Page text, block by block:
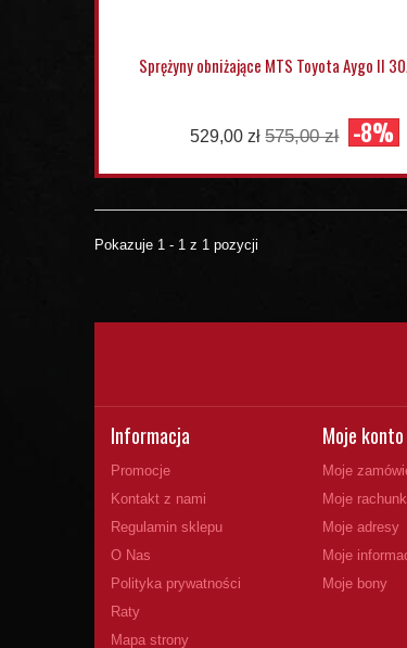
Sprężyny obniżające MTS Toyota Aygo II
529,00 zł 575,00 zł -8%
Pokazuje 1 - 1 z 1 pozycji
Informacja
Promocje
Kontakt z nami
Regulamin sklepu
O Nas
Polityka prywatności
Raty
Mapa strony
Moje konto
Moje
Moje
Moje adresy
Moje
Moje bony